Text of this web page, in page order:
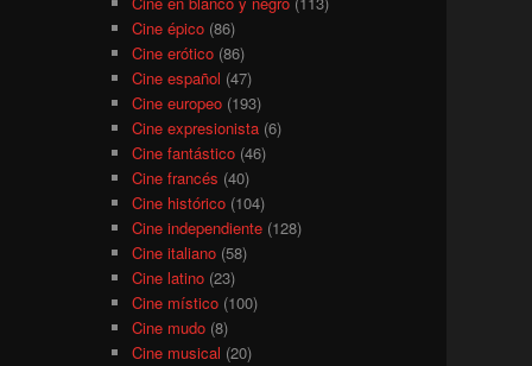
Cine épico(86)
Cine erótico(86)
Cine español (47)
Cine europeo(193)
Cine expresionista(6)
Cine fantástico(46)
Cine francés (40)
Cine histórico(104)
Cine independiente(128)
Cine italiano(58)
Cine latino(23)
Cine místico(100)
Cine mudo(8)
Cine musical (20)